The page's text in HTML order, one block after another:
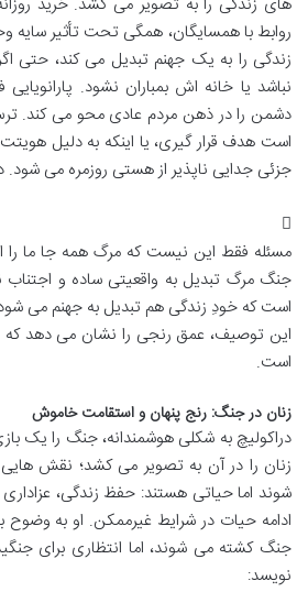
روابط با همسایگان، همگی تحت تأثیر سایه
زندگی را به یک جهنم تبدیل می کند، حتی
نباشد یا خانه اش بمباران نشود.
دشمن را در ذهن مردم عادی محو می کند.
است هدف قرار گیری، یا اینکه به دلیل
جزئی جدایی ناپذیر از هستی روزمره می شود.
مسئله فقط این نیست که مرگ همه جا ما را
جنگ مرگ تبدیل به واقعیتی ساده و اجتناب
است که خودِ زندگی هم تبدیل به جهنم می
این توصیف، عمق رنجی را نشان می دهد که
است.
زنان در جنگ: رنج پنهان و استقامت خاموش
دراکولیچ به شکلی هوشمندانه، جنگ را یک
زنان را در آن به تصویر می کشد؛ نقش
شوند اما حیاتی هستند: حفظ زندگی،
ادامه حیات در شرایط غیرممکن. او به وضوح
جنگ کشته می شوند، اما انتظاری برای
نویسد: